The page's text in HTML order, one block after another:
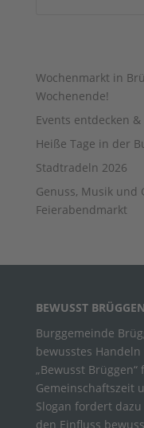
Wochenmarkt in
Wochenende!
Events entdecken
Heiße Tage in der
Stadtradeln 2026
Genuss, Musik und
Feierabendmarkt
BEWUSST BRÜGGEN
Burggemeinde
bewusstes
„Bewusst
Gemeinschaftszeit
Slogan fordert
den Einfluss